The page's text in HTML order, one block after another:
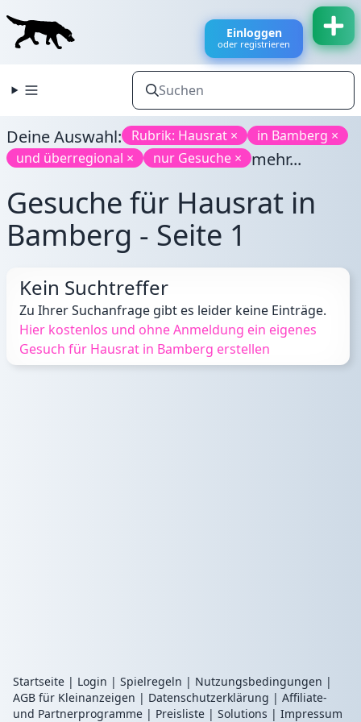
Einloggen
oder registrieren
Deine Auswahl: Rubrik: Hausrat ×
in Bamberg ×
und überregional ×
nur Gesuche × mehr...
Gesuche für Hausrat in
Bamberg - Seite 1
Kein Suchtreffer
Zu Ihrer Suchanfrage gibt es leider keine Einträge.
Hier kostenlos und ohne Anmeldung ein eigenes
Gesuch für Hausrat in Bamberg erstellen
Startseite | Login | Spielregeln | Nutzungsbedingungen |
AGB für Kleinanzeigen | Datenschutzerklärung | Affiliate-
und Partnerprogramme | Preisliste | Solutions | Impressum